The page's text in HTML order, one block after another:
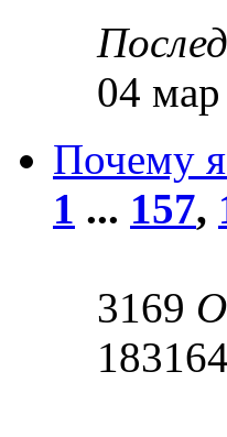
04
Почему
1 ... 157,
3169